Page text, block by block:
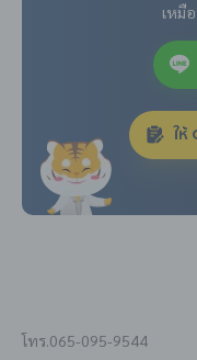
เหมื
ให้
โทร.065-095-9544